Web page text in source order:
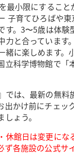
最小限にすること
子育てひろばや
す。3〜5歳は体験
力と合っています
緒に楽しめます。
立科学博物館で「
では、最新の無
出かけ前にチェッ
ょう。
休館日は変更にな
ず各施設の公式サ